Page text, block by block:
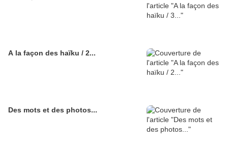
A la façon des haïku / 2...
Des mots et des photos...